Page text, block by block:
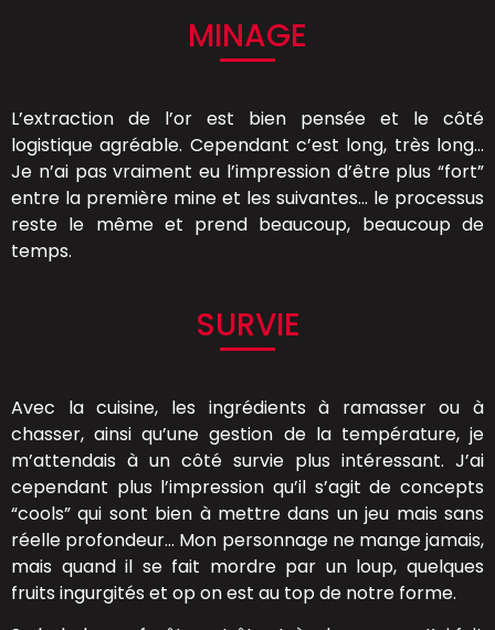
MINAGE
L’extraction de l’or est bien pensée et le côté
logistique agréable. Cependant c’est long, très long…
Je n’ai pas vraiment eu l’impression d’être plus “fort”
entre la première mine et les suivantes… le processus
reste le même et prend beaucoup, beaucoup de
temps.
SURVIE
Avec la cuisine, les ingrédients à ramasser ou à
chasser, ainsi qu’une gestion de la température, je
m’attendais à un côté survie plus intéressant. J’ai
cependant plus l’impression qu’il s’agit de concepts
“cools” qui sont bien à mettre dans un jeu mais sans
réelle profondeur… Mon personnage ne mange jamais,
mais quand il se fait mordre par un loup, quelques
fruits ingurgités et op on est au top de notre forme.